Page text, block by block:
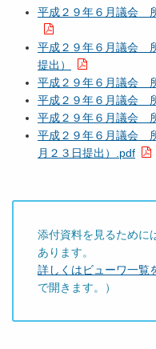
平成２９年６月議会
平成２９年６月議会
提出）
平成２９年６月議会
平成２９年６月議会
平成２９年６月議会
平成２９年６月議会
月２３日提出）.pdf
２
添付資料を見るために
あります。
詳しくはビューワ一覧
で開きます。）